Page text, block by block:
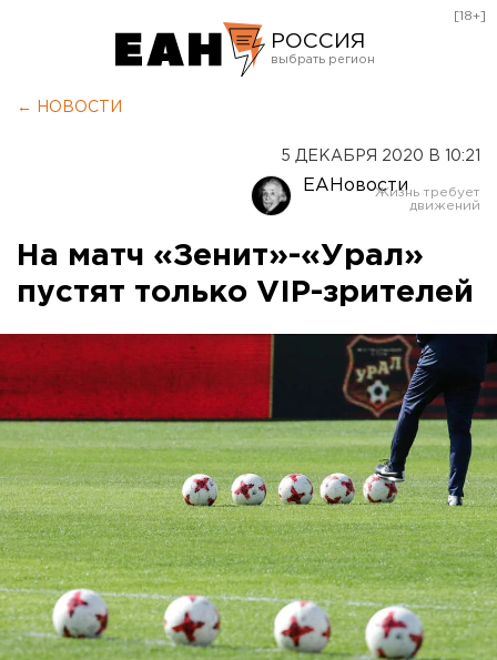
РОССИЯ
Оренбург
[18+]
← НОВОСТИ
5 ДЕКАБРЯ 2020 В 10:21
ЕАНовости
На матч «Зенит»-«Урал»
пустят только VIP-зрителей